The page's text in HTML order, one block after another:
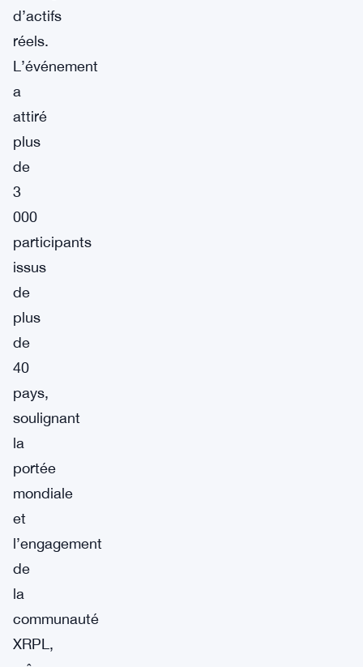
d’actifs
réels.
L’événement
a
attiré
plus
de
3
000
participants
issus
de
plus
de
40
pays,
soulignant
la
portée
mondiale
et
l’engagement
de
la
communauté
XRPL,